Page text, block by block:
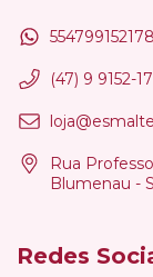
(47) 9 9152-
Rua
Blumenau -
Redes